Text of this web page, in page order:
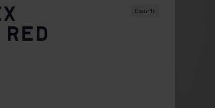
Esaurito